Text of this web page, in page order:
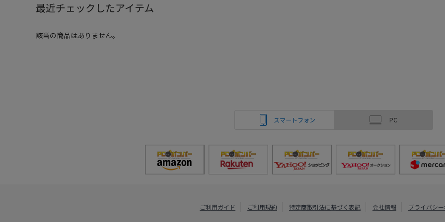
最近チェックしたアイテム
該当の商品はありません。
スマートフォン PC
ご利用ガイド ご利用規約 特定商取引法に基づく表記 会社情報 プライバシ